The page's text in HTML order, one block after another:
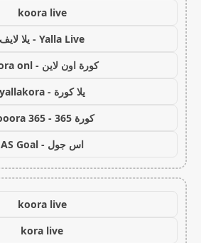
koora live
Yalla Live - يلا لايف
كورة اون لاين - koora onl
يلا كورة - yallakora
كورة 365 - kooora 365
اس جول - AS Goal
koora live
kora live